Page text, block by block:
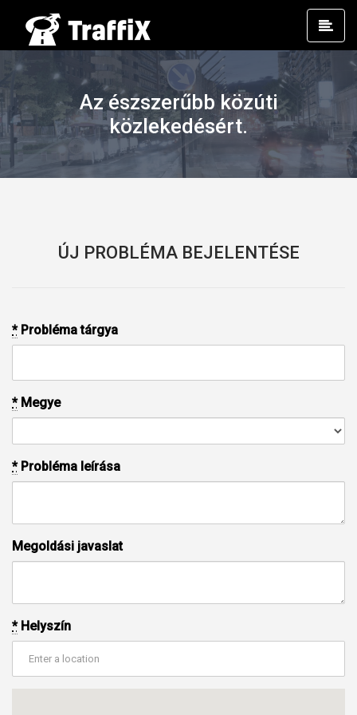
Az észszerűbb közúti
közlekedésért.
ÚJ PROBLÉMA BEJELENTÉSE
*Probléma tárgya
*Megye
*Probléma leírása
Megoldási javaslat
*Helyszín